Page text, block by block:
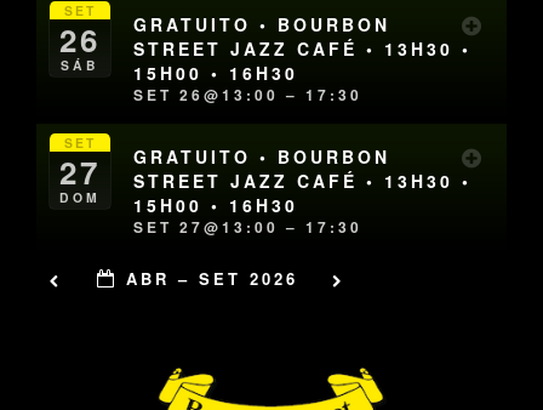
SET
26
SÁB
GRATUITO • BOURBON
STREET JAZZ CAFÉ • 13H30 •
15H00 • 16H30
SET 26@13:00 – 17:30
SET
27
DOM
GRATUITO • BOURBON
STREET JAZZ CAFÉ • 13H30 •
15H00 • 16H30
SET 27@13:00 – 17:30
ABR – SET 2026